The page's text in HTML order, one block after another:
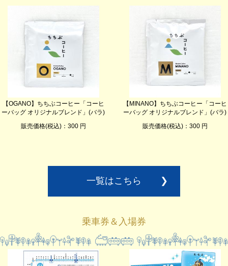
【OGANO】ちちぶコーヒー「コーヒ
ーバッグ オリジナルブレンド」(バラ)
販売価格(税込)：300 円
【MINANO】ちちぶコーヒー「コーヒ
ーバッグ オリジナルブレンド」(バラ)
販売価格(税込)：300 円
一覧はこちら ❯
乗車券＆入場券